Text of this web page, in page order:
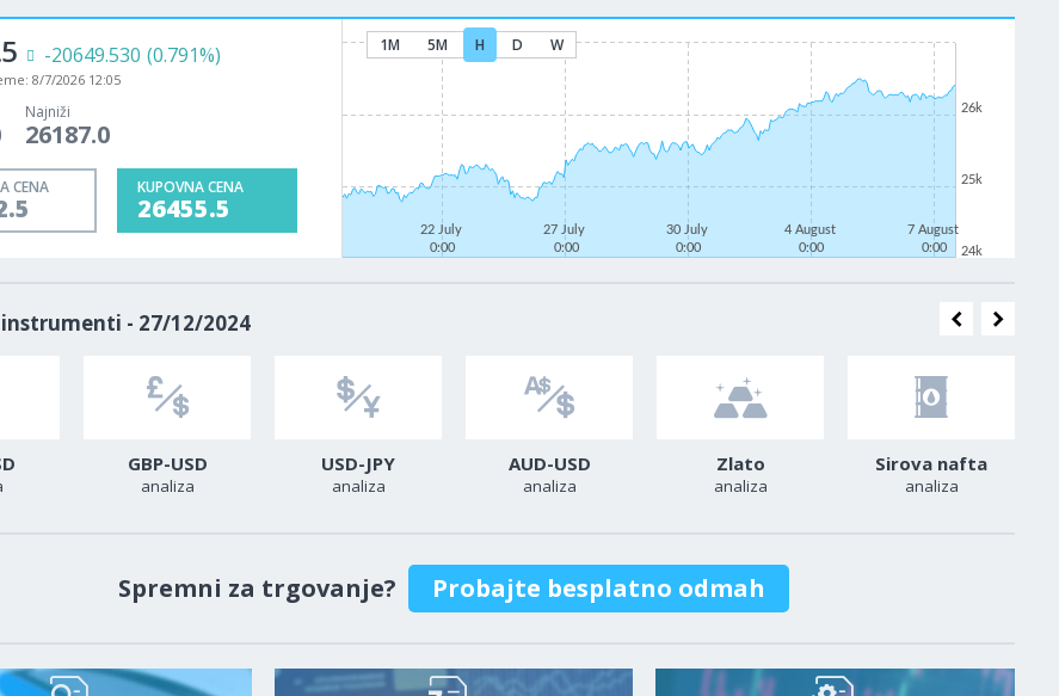
-20649.530 (0.791%)
8/7/2026 12:05
Najniži
26187.0
CENA KUPOVNA CENA
26455.5
1M 5M H D W
22 July
0:00
27 July
0:00
30 July
0:00
4 August
0:00
7 August
0:00
24k
25k
26k
- 27/12/2024
GBP-USD
analiza
USD-JPY
analiza
AUD-USD
analiza
Zlato
analiza
Sirova nafta
analiza
Spremni za trgovanje? Probajte besplatno odmah